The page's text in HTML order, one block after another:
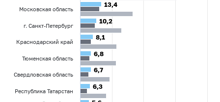
13,4
13,4
10,2
10,2
8,1
8,1
6,8
6,8
6,7
6,7
6,3
6,3
Московская область
г. Санкт-Петербург
Краснодарский край
Тюменская область
Свердловская область
Республика Татарстан